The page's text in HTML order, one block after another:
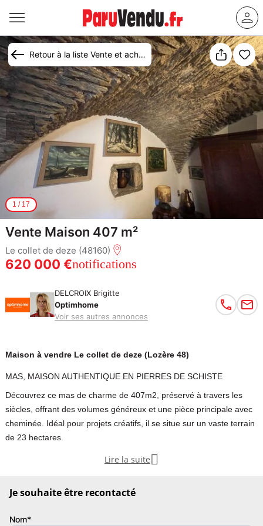
Retour à la liste Vente et achat maison Le Collet-de-Dèze
1 / 17
Vente Maison 407 m²
Le collet de deze (48160)
620 000 €notifications
DELCROIX Brigitte
Optimhome
Voir ses autres annonces
Maison à vendre Le collet de deze (Lozère 48)
MAS, MAISON AUTHENTIQUE EN PIERRES DE SCHISTE
Découvrez ce mas de charme de 407m2, préservé à travers les
siècles, offrant des volumes généreux et une pièce principale avec
cheminée. Idéal pour projets créatifs, il se situe sur un vaste terrain
de 23 hectares.
dans le temps. Sa réhabilitation a fidèlement préservé un
Lire la suite 
Je souhaite être recontacté
Nom*